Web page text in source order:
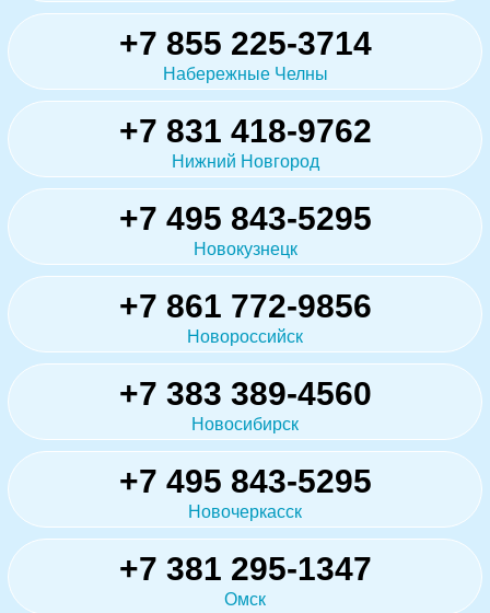
+7 855 225-3714
Набережные Челны
+7 831 418-9762
Нижний Новгород
+7 495 843-5295
Новокузнецк
+7 861 772-9856
Новороссийск
+7 383 389-4560
Новосибирск
+7 495 843-5295
Новочеркасск
+7 381 295-1347
Омск